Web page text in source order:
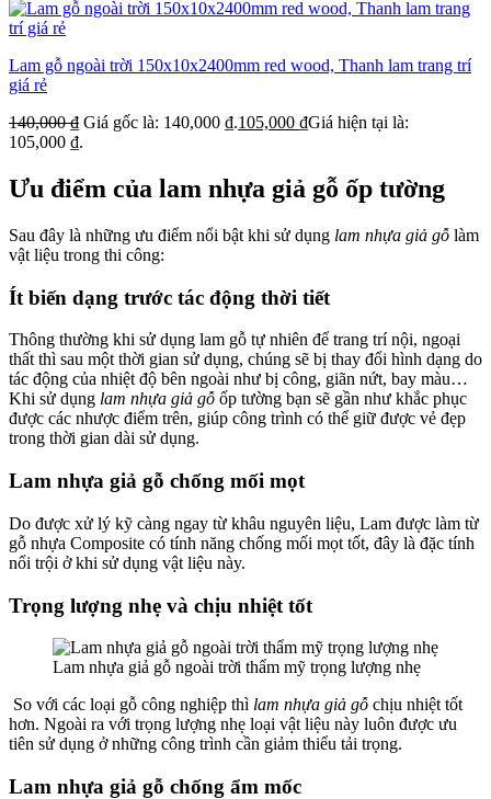
Lam gỗ ngoài trời 150x10x2400mm red wood, Thanh lam trang trí
giá rẻ
140,000₫ Giá gốc là: 140,000 ₫.105,000 ₫Giá hiện tại là:
105,000 ₫.
Ưu điểm của lam nhựa giả gỗ ốp tường
Sau đây là những ưu điểm nổi bật khi sử dụng lam nhựa giả gỗ làm
vật liệu trong thi công:
Ít biến dạng trước tác động thời tiết
Thông thường khi sử dụng lam gỗ tự nhiên để trang trí nội, ngoại
thất thì sau một thời gian sử dụng, chúng sẽ bị thay đổi hình dạng do
tác động của nhiệt độ bên ngoài như bị công, giãn nứt, bay màu…
Khi sử dụng lam nhựa giả gỗ ốp tường bạn sẽ gần như khắc phục
được các nhược điểm trên, giúp công trình có thể giữ được vẻ đẹp
trong thời gian dài sử dụng.
Lam nhựa giả gỗ chống mối mọt
Do được xử lý kỹ càng ngay từ khâu nguyên liệu, Lam được làm từ
gỗ nhựa Composite có tính năng chống mối mọt tốt, đây là đặc tính
nổi trội ở khi sử dụng vật liệu này.
Trọng lượng nhẹ và chịu nhiệt tốt
Lam nhựa giả gỗ ngoài trời thẩm mỹ trọng lượng nhẹ
So với các loại gỗ công nghiệp thì lam nhựa giả gỗ chịu nhiệt tốt
hơn. Ngoài ra với trọng lượng nhẹ loại vật liệu này luôn được ưu
tiên sử dụng ở những công trình cần giảm thiểu tải trọng.
Lam nhựa giả gỗ chống ẩm mốc